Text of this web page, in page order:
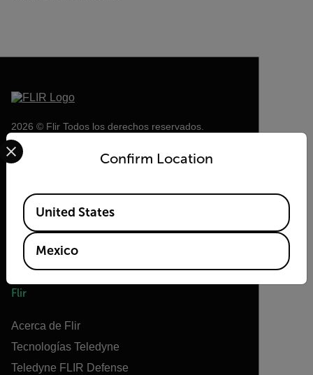
2026 © Flir Todos los derechos reservados.
Flir
Acerca de Flir
Tecnologías Teledyne
Teledyne FLIR Defense
Confirm Location
Select your preferred country and language from the
Available Locations
United States
Mexico